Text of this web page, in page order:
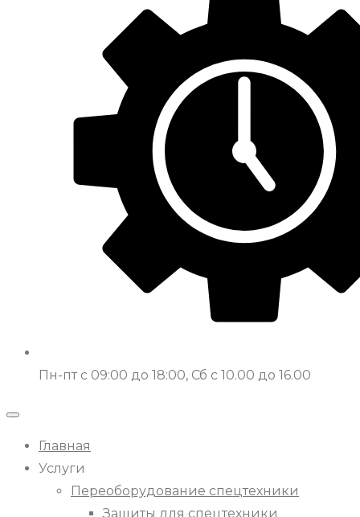
Пн-пт с 09:00 до 18:00, Сб с 10.00 до 16.00
Главная
Услуги
Переоборудование спецтехники
Защиты для спецтехники